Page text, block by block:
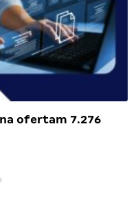
ofertam 7.276